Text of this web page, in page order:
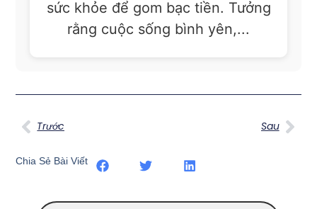
sức khỏe để gom bạc tiền. Tưởng
rằng cuộc sống bình yên,...
Trước Sau
Chia Sẻ Bài Viết